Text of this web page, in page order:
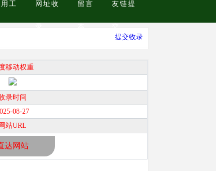
工 网址收 留言 友链提
提交收录
移动权重
录时间
08-27
网站URL
达网站